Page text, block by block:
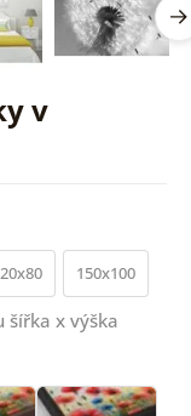
v
150x100
šířka x výška